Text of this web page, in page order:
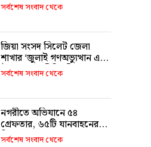
সর্বশেষ সংবাদ থেকে
জিয়া সংসদ সিলেট জেলা
শাখার ‘জুলাই গণঅভ্যুত্থান এবং
ঐক্যের রাজনীতি’ শীর্ষক
আলোচনা
সর্বশেষ সংবাদ থেকে
নগরীতে অভিযানে ৫৪
গ্রেফতার, ৬৫টি যানবাহনের
বিরুদ্ধে মামলা
সর্বশেষ সংবাদ থেকে